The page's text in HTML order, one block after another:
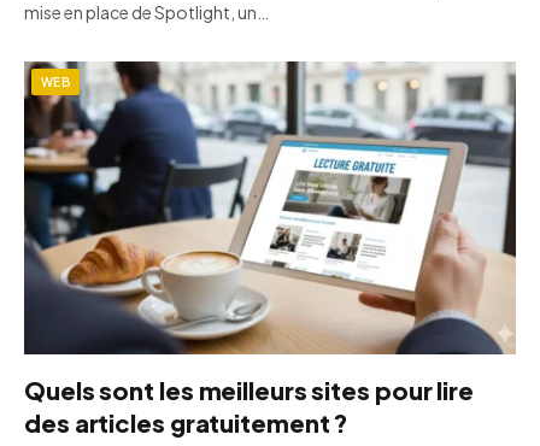
mise en place de Spotlight, un…
WEB
Quels sont les meilleurs sites pour lire
des articles gratuitement ?